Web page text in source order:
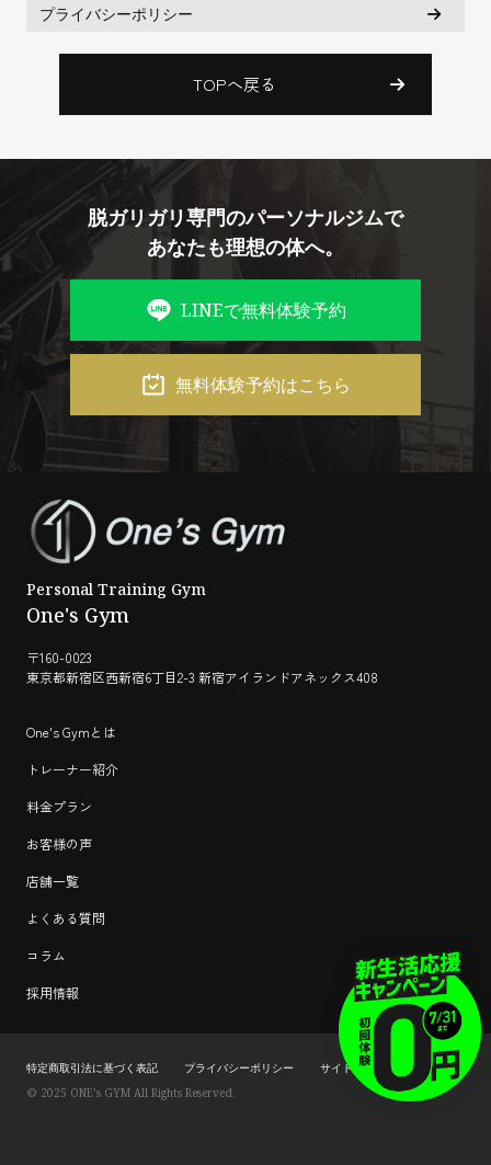
プライバシーポリシー
TOPへ戻る
脱ガリガリ専門のパーソナルジムで
あなたも理想の体へ。
LINEで無料体験予約
無料体験予約はこちら
Personal Training Gym
One's Gym
〒160-0023
東京都新宿区西新宿6丁目2-3 新宿アイランドアネックス408
One's Gymとは
トレーナー紹介
料金プラン
お客様の声
店舗一覧
よくある質問
コラム
採用情報
特定商取引法に基づく表記 プライバシーポリシー
サイトマップ
© 2025 ONE’s GYM All Rights Reserved.